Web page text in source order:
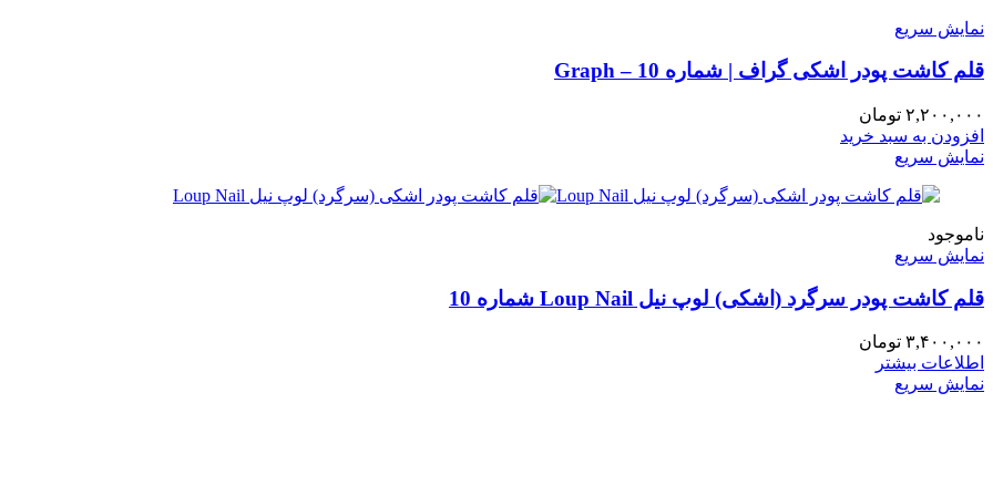
نمایش سریع
قلم کاشت پودر اشکی گراف | شماره 10 – Graph
۲,۲۰۰,۰۰۰ تومان
افزودن به سبد خرید
نمایش سریع
ناموجود
نمایش سریع
قلم کاشت پودر سرگرد (اشکی) لوپ نیل Loup Nail شماره 10
۳,۴۰۰,۰۰۰ تومان
اطلاعات بیشتر
نمایش سریع